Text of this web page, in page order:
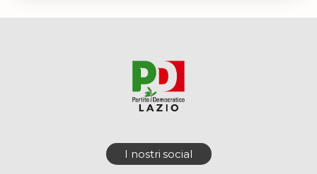
I nostri social